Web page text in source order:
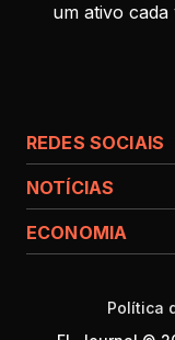
um ativo
REDES SOCIAIS
NOTÍCIAS
ECONOMIA
Política